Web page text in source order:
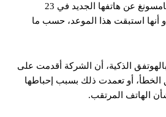
ومن المتوقع أن تكشف سامسونغ عن هاتفها الجديد في 23
أنها استبقت هذا الموعد، حسب ما
الذكية، أن الشركة أقدمت على
أو تعمدت ذلك بسبب إحباطها
الهاتف المرتقب.